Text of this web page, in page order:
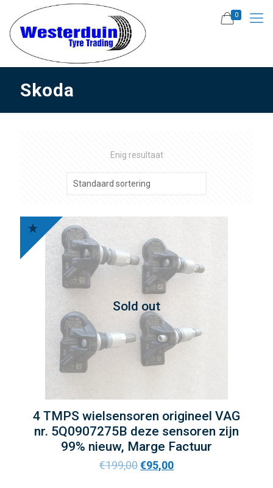
0
Skoda
Enig resultaat
Sold out
4 TMPS wielsensoren origineel VAG
nr. 5Q0907275B deze sensoren zijn
99% nieuw, Marge Factuur
€199,00€95,00